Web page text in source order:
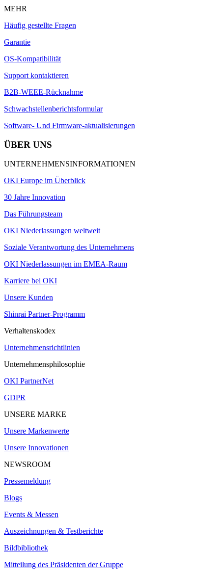
MEHR
Häufig gestellte Fragen
Garantie
OS-Kompatibilität
Support kontaktieren
B2B-WEEE-Rücknahme
Schwachstellenberichtsformular
Software- Und Firmware-aktualisierungen
ÜBER UNS
UNTERNEHMENSINFORMATIONEN
OKI Europe im Überblick
30 Jahre Innovation
Das Führungsteam
OKI Niederlassungen weltweit
Soziale Verantwortung des Unternehmens
OKI Niederlassungen im EMEA-Raum
Karriere bei OKI
Unsere Kunden
Shinrai Partner-Programm
Verhaltenskodex
Unternehmensrichtlinien
Unternehmensphilosophie
OKI PartnerNet
GDPR
UNSERE MARKE
Unsere Markenwerte
Unsere Innovationen
NEWSROOM
Pressemeldung
Blogs
Events & Messen
Auszeichnungen & Testberichte
Bildbibliothek
Mitteilung des Präsidenten der Gruppe